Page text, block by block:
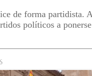
de forma partidista.
políticos a